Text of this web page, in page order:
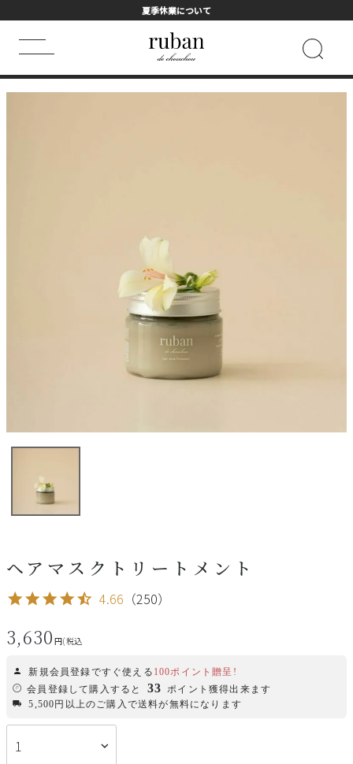
夏季休業について
キーワード検索
HOME ALL ヘアマスクトリートメント
ヘアマスクトリートメント
4.66 （250）
3,630 税込
新規会員登録ですぐ使える 100ポイント贈呈!
会員登録して購入すると
33
ポイント獲得出来ます
5,500円以上のご購入で送料が無料になります